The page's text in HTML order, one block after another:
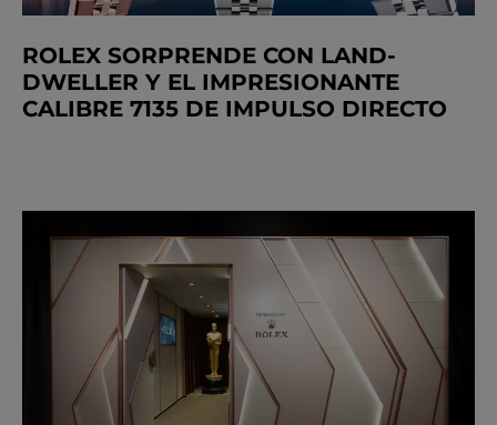
ROLEX SORPRENDE CON LAND-
DWELLER Y EL IMPRESIONANTE
CALIBRE 7135 DE IMPULSO DIRECTO